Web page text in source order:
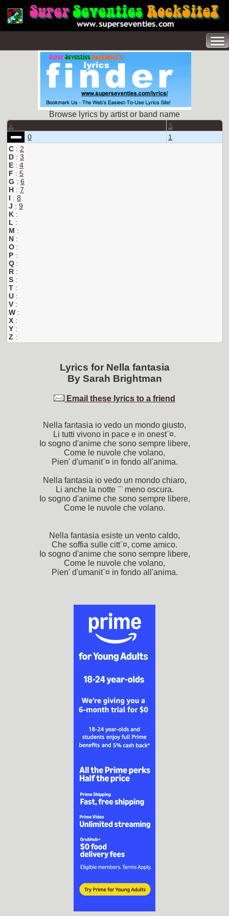
Browse lyrics by artist or band name
A B
0
1
C : 2
D : 3
E : 4
F : 5
G : 6
H : 7
I : 8
J : 9
K :
L :
M :
N :
O :
P :
Q :
R :
S :
T :
U :
V :
W :
X :
Y :
Z :
Lyrics for Nella fantasia
By Sarah Brightman
Email these lyrics to a friend
Nella fantasia io vedo un mondo giusto,
Li tutti vivono in pace e in onest¨¤.
Io sogno d'anime che sono sempre libere,
Come le nuvole che volano,
Pien' d'umanit¨¤ in fondo all'anima.
Nella fantasia io vedo un mondo chiaro,
Li anche la notte ¨¨ meno oscura.
Io sogno d'anime che sono sempre libere,
Come le nuvole che volano.
Nella fantasia esiste un vento caldo,
Che soffia sulle citt¨¤, come amico.
Io sogno d'anime che sono sempre libere,
Come le nuvole che volano,
Pien' d'umanit¨¤ in fondo all'anima.